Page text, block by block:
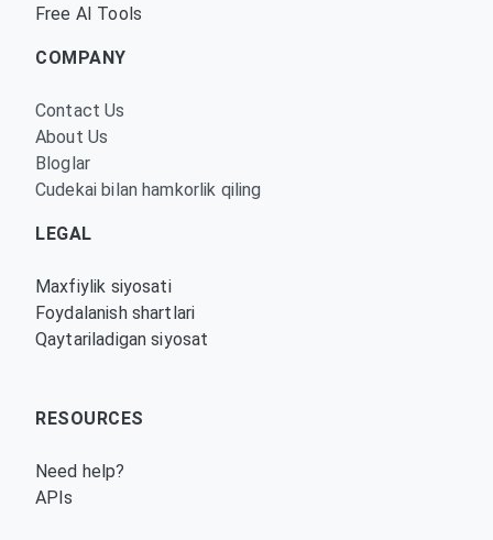
Free AI Tools
COMPANY
Contact Us
About Us
Bloglar
Cudekai bilan hamkorlik qiling
LEGAL
Maxfiylik siyosati
Foydalanish shartlari
Qaytariladigan siyosat
RESOURCES
Need help?
APIs